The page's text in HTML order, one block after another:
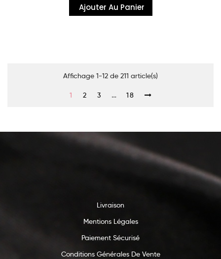
Ajouter Au Panier
Affichage 1-12 de 211 article(s)
1 2 3 … 18
Livraison
Mentions Légales
Paiement Sécurisé
Conditions Générales De Vente